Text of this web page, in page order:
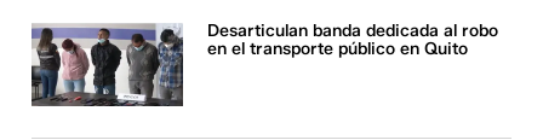
Desarticulan banda dedicada al robo
en el transporte público en Quito